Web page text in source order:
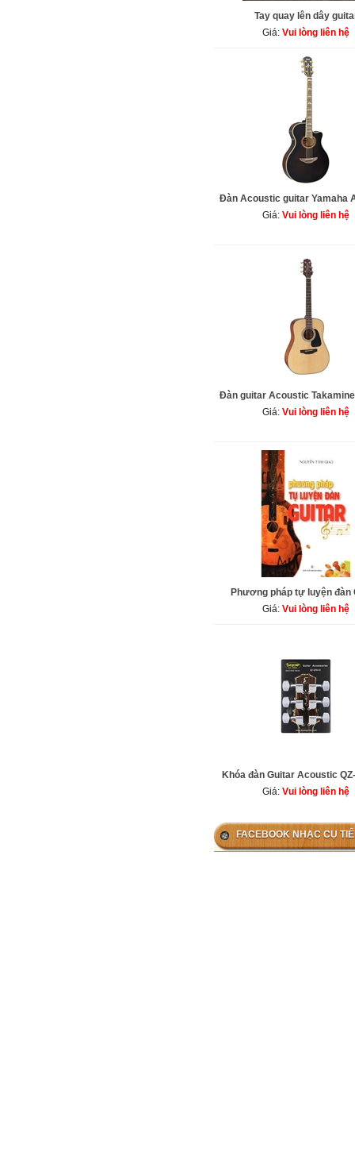
Tay quay lên dây
Giá: Vui lòng liên hệ
Đàn Acoustic guitar Yamaha
Giá: Vui lòng liên hệ
Đàn guitar Acoustic
Giá: Vui lòng liên hệ
Phương pháp tự luyện đàn
Giá: Vui lòng liên hệ
Khóa đàn Guitar Acoustic
Giá: Vui lòng liên hệ
FACEBOOK NHẠC CỤ